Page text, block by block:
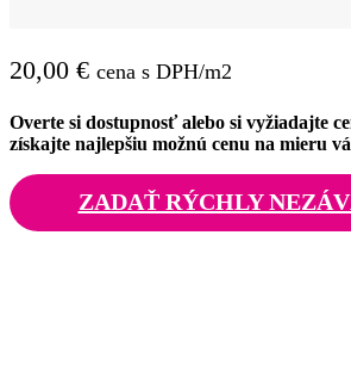
20,00 € cena s DPH/m2
Overte si dostupnosť alebo si vyžiadajte
získajte najlepšiu možnú cenu na mieru
ZADAŤ RÝCHLY